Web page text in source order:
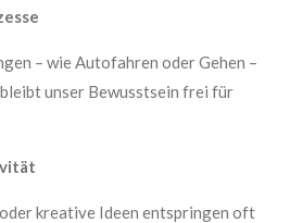
– wie Autofahren oder Gehen –
unser Bewusstsein frei für
kreative Ideen entspringen oft